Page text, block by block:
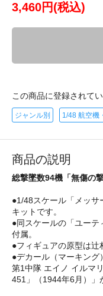
3,460円(税込)
この商品に登録されて
ジャンル別 1/48 航空機
商品の説明
総撃墜数94機「無傷の
●1/48スケール「メッ
キットです。
●同スケールの「ユー
付属。
●フィギュアの原型は辻
●デカール（マーキン
第1中隊 エイノ イルマ
451」（1944年6月）」